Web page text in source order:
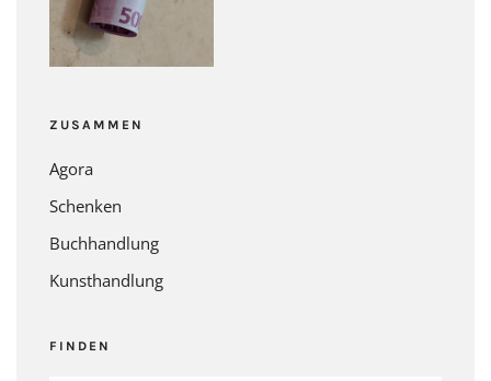
ZUSAMMEN
Agora
Schenken
Buchhandlung
Kunsthandlung
FINDEN